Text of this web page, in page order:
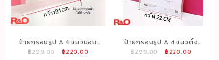
ป้ายกรอบรูป A 4 แนวนอน
สีใส รุ่นติดผนัง แบบติดกาว 2
฿299.00
Original
฿220.00
ป้ายกรอบรูป A 4 แนวตั้ง
สีใส รุ่นติดผนัง แบบติดกาว 2
฿299.00
Original
฿220.00